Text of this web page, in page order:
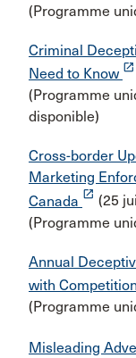
(Programme
Criminal
Need to Know launch
(Programme
disponible)
Cross-border
Marketing
Canada launch (25
(Programme
Annual
with
(Programme
Misleading